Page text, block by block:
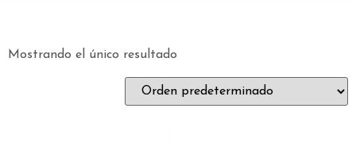
Mostrando el único resultado